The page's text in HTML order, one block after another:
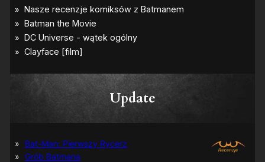
Update
Bat-Man: Pierwszy Rycerz
Grób Batmana